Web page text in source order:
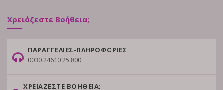
Χρειάζεστε Βοήθεια;
ΠΑΡΑΓΓΕΛΙΕΣ-ΠΛΗΡΟΦΟΡΙΕΣ
0030 24610 25 800
ΧΡΕΙΑΖΕΣΤΕ ΒΟΗΘΕΙΑ;